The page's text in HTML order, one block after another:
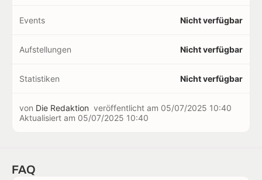
Events Nicht verfügbar
Aufstellungen Nicht verfügbar
Statistiken Nicht verfügbar
von Die Redaktion veröffentlicht am 05/07/2025 10:40
Aktualisiert am 05/07/2025 10:40
FAQ